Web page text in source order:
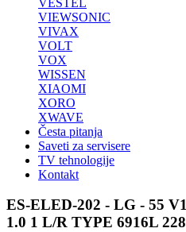
VIEWSONIC
VIVAX
VOLT
VOX
WISSEN
XIAOMI
XORO
XWAVE
Česta pitanja
Saveti za servisere
TV tehnologije
Kontakt
ES-ELED-202 - LG - 55
1.0 1 L/R TYPE 6916L